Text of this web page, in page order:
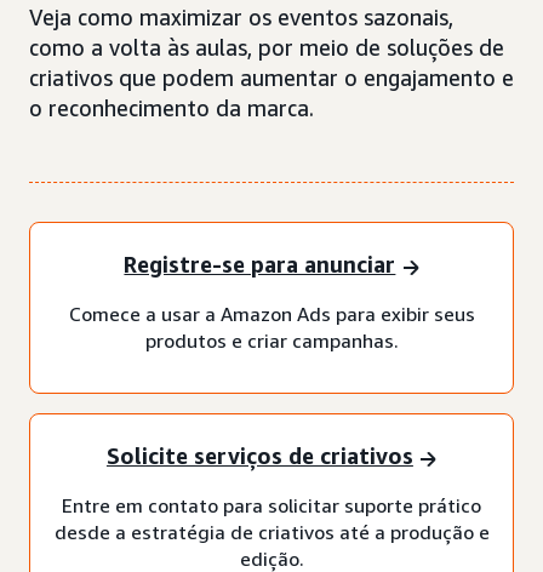
Veja como maximizar os eventos sazonais,
como a volta às aulas, por meio de soluções de
criativos que podem aumentar o engajamento e
o reconhecimento da marca.
Registre-se para anunciar
Comece a usar a Amazon Ads para exibir seus
produtos e criar campanhas.
Solicite serviços de criativos
Entre em contato para solicitar suporte prático
desde a estratégia de criativos até a produção e
edição.